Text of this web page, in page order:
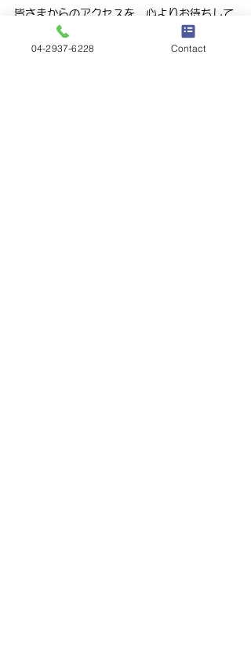
皆さまからのアクセスを、心よりお待ちして
おります。
04-2937-6228 Contact